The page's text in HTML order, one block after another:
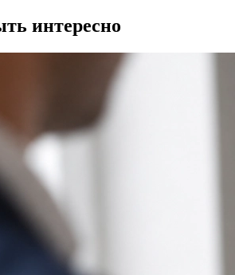
интересно